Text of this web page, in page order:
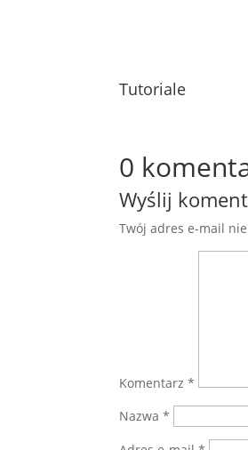
Tutoriale
0
Wyślij
Twój adres e-mail
Komentarz*
Nazwa*